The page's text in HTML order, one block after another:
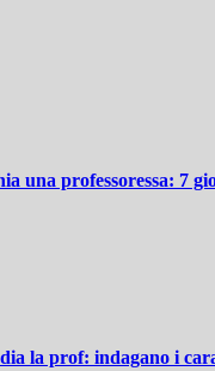
una professoressa: 7
la prof: indagano i